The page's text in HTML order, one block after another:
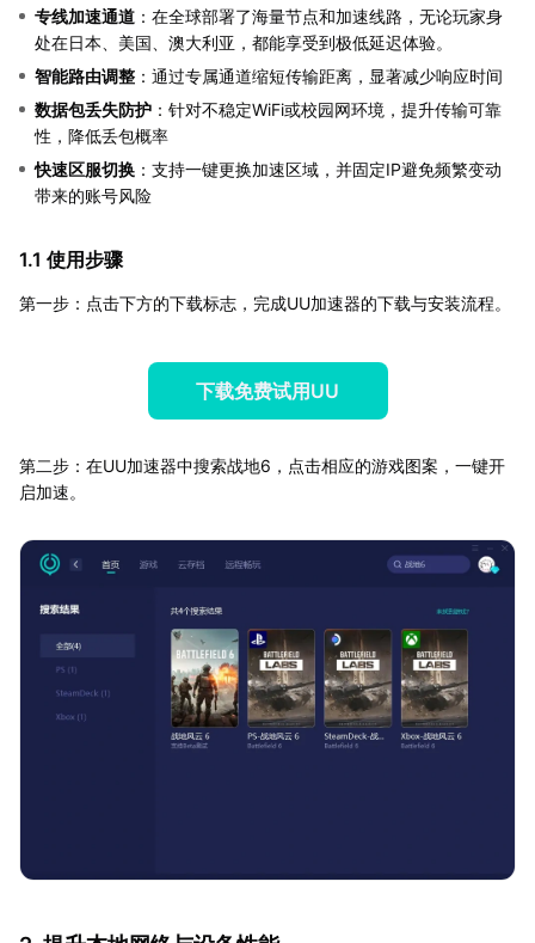
专线加速通道 ：在全球部署了海量节点和加速线路，无论玩家身
处在日本、美国、澳大利亚，都能享受到极低延迟体验。
智能路由调整 ：通过专属通道缩短传输距离，显著减少响应时间
数据包丢失防护 ：针对不稳定WiFi或校园网环境，提升传输可靠
性，降低丢包概率
快速区服切换 ：支持一键更换加速区域，并固定IP避免频繁变动
带来的账号风险
1.1 使用步骤
第一步：点击下方的下载标志，完成UU加速器的下载与安装流程。
下载免费试用UU
第二步：在UU加速器中搜索战地6，点击相应的游戏图案，一键开
启加速。